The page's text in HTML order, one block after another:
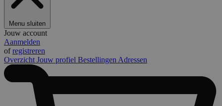
Menu sluiten
Jouw account
Aanmelden
ofregistreren
Overzicht Jouw profiel Bestellingen Adressen